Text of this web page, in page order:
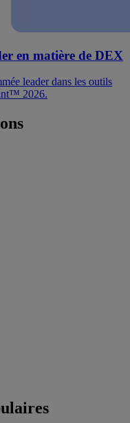
en matière de DEX
leader dans les outils
2026.